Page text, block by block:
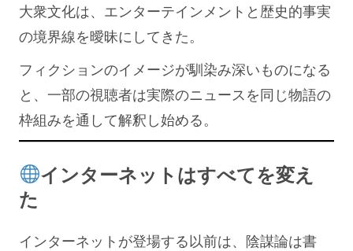
大衆文化は、エンターテインメントと歴史的事実
の境界線を曖昧にしてきた。
フィクションのイメージが馴染み深いものになる
と、一部の視聴者は実際のニュースを同じ物語の
枠組みを通して解釈し始める。
インターネットはすべてを変え
た
インターネットが登場する以前は、陰謀論は書